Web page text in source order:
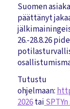
Suomen
päättänyt
26.-28.8.26
Tutustu
ohjelmaan:
2026tai